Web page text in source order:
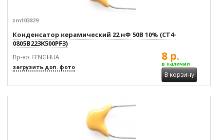
zm103829
Конденсатор керамический 22 нФ 50В 10% (CT4-
0805B223K500PF3)
Пр-во: FENGHUA
загрузить доп. фото
8 р.
в наличии
В корзину